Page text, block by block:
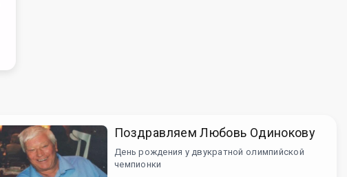
Поздравляем Любовь Одинокову
День рождения у двукратной олимпийской
чемпионки